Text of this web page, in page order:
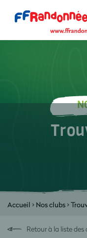
Accueil > Nos clubs>
Retour à la liste des